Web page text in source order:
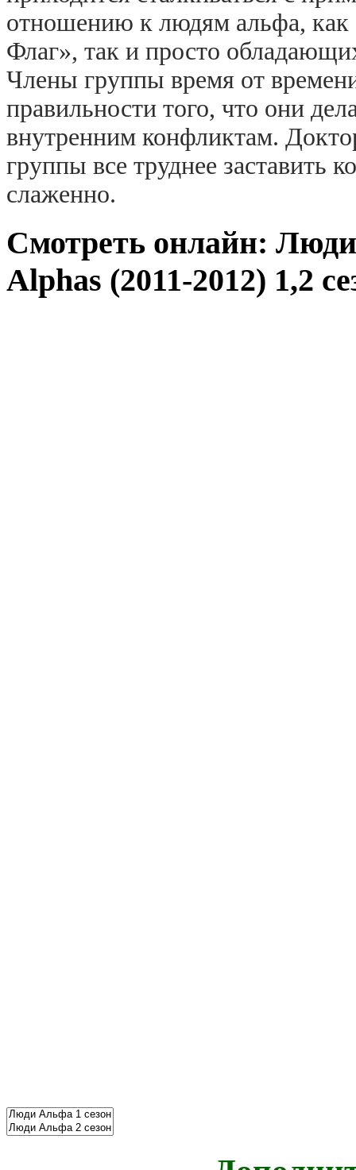
отношению к людям альфа,
Флаг», так и просто
Члены группы время от
правильности того, что они
внутренним конфликтам.
группы все труднее заставить
слаженно.
Смотреть онлайн:
Alphas (2011-2012) 1,2